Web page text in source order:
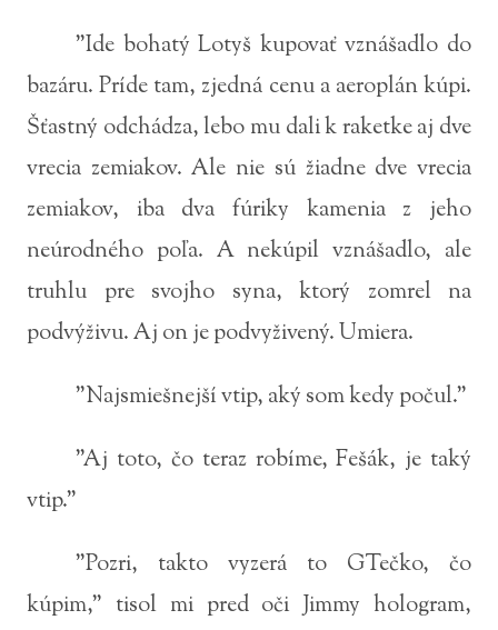
"Ide bohatý Lotyš kupovať vznášadlo do
bazáru. Príde tam, zjedná cenu a aeroplán kúpi.
Šťastný odchádza, lebo mu dali k raketke aj dve
vrecia zemiakov. Ale nie sú žiadne dve vrecia
zemiakov, iba dva fúriky kamenia z jeho
neúrodného poľa. A nekúpil vznášadlo, ale
truhlu pre svojho syna, ktorý zomrel na
podvýživu. Aj on je podvyživený. Umiera.
"Najsmiešnejší vtip, aký som kedy počul."
"Aj toto, čo teraz robíme, Fešák, je taký
vtip."
"Pozri, takto vyzerá to GTečko, čo
kúpim," tisol mi pred oči Jimmy hologram,